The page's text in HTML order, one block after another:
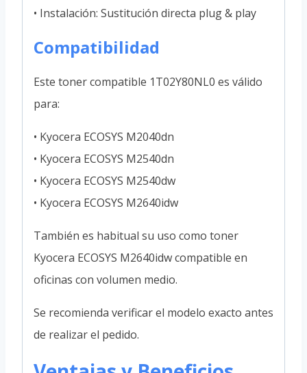
• Instalación: Sustitución directa plug & play
Compatibilidad
Este toner compatible 1T02Y80NL0 es válido
para:
• Kyocera ECOSYS M2040dn
• Kyocera ECOSYS M2540dn
• Kyocera ECOSYS M2540dw
• Kyocera ECOSYS M2640idw
También es habitual su uso como toner
Kyocera ECOSYS M2640idw compatible en
oficinas con volumen medio.
Se recomienda verificar el modelo exacto antes
de realizar el pedido.